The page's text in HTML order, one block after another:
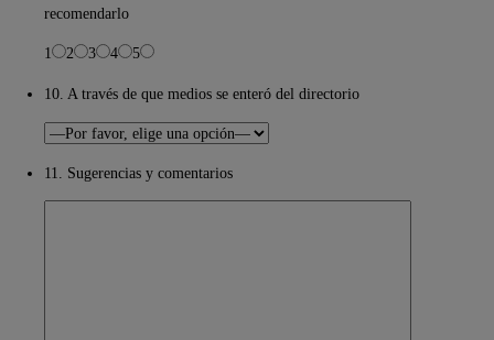
recomendarlo
1 2 3 4 5
10. A través de que medios se enteró del directorio
11. Sugerencias y comentarios